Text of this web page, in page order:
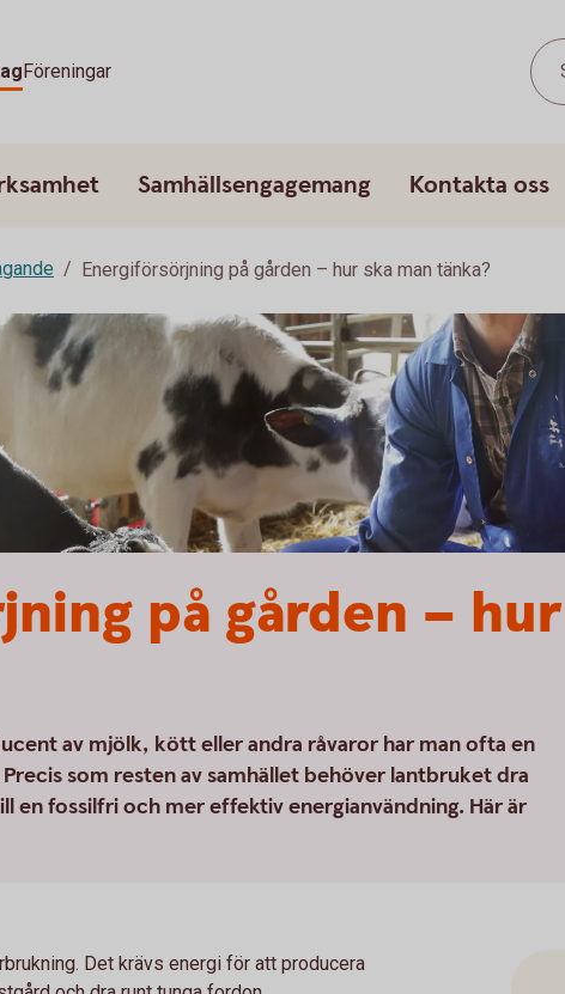
Föreningar
Samhällsengagemang Kontakta oss
Energiförsörjning på gården – hur ska man tänka?
på gården –
av mjölk, kött eller andra råvaror har man ofta en
som resten av samhället behöver lantbruket dra
en fossilfri och mer effektiv energianvändning. Här är
Det krävs energi för att producera